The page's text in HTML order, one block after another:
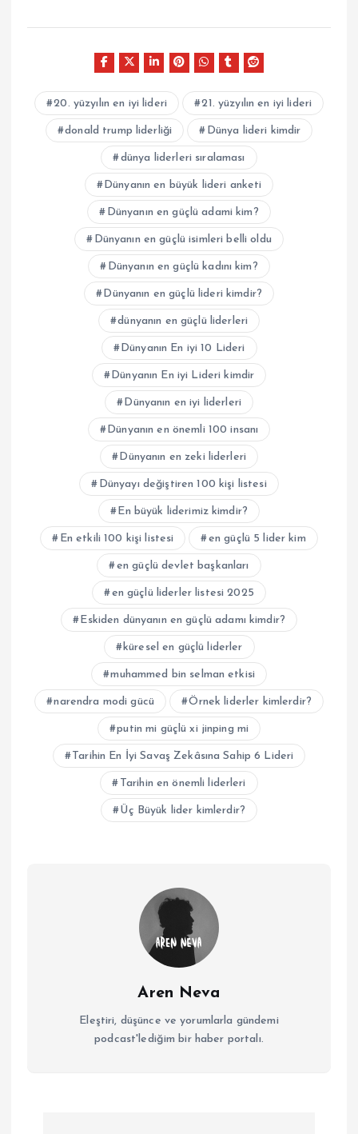
20. yüzyılın en iyi lideri 21. yüzyılın en iyi lideri
donald trump liderliği Dünya lideri kimdir
dünya liderleri sıralaması
Dünyanın en büyük lideri anketi
Dünyanın en güçlü adami kim?
Dünyanın en güçlü isimleri belli oldu
Dünyanın en güçlü kadını kim?
Dünyanın en güçlü lideri kimdir?
dünyanın en güçlü liderleri
Dünyanın En iyi 10 Lideri
Dünyanın En iyi Lideri kimdir
Dünyanın en iyi liderleri
Dünyanın en önemli 100 insanı
Dünyanın en zeki liderleri
Dünyayı değiştiren 100 kişi listesi
En büyük liderimiz kimdir?
En etkili 100 kişi listesi en güçlü 5 lider kim
en güçlü devlet başkanları
en güçlü liderler listesi 2025
Eskiden dünyanın en güçlü adamı kimdir?
küresel en güçlü liderler
muhammed bin selman etkisi
narendra modi gücü Örnek liderler kimlerdir?
putin mi güçlü xi jinping mi
Tarihin En İyi Savaş Zekâsına Sahip 6 Lideri
Tarihin en önemli liderleri
Üç Büyük lider kimlerdir?
Aren Neva
Eleştiri, düşünce ve yorumlarla gündemi
podcast'lediğim bir haber portalı.